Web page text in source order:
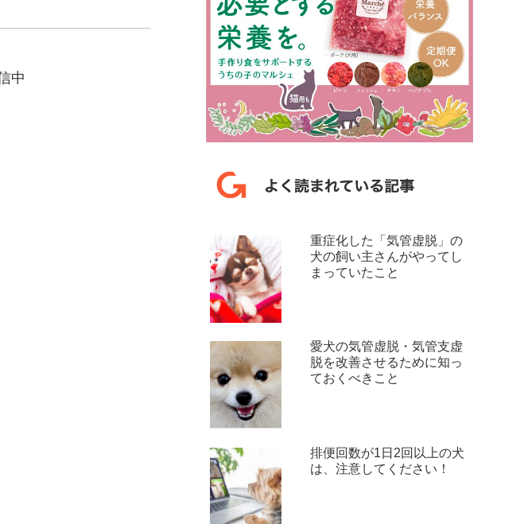
中
重症化した「気管虚脱」の
犬の飼い主さんがやってし
まっていたこと
愛犬の気管虚脱・気管支虚
脱を改善させるために知っ
ておくべきこと
排便回数が1日2回以上の犬
は、注意してください！